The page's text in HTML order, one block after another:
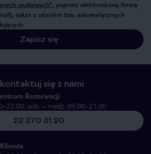
osobowych”, poprzez elektroniczną formę
także z użyciem tzw. automatycznych
Zapisz się
się z nami
Rezerwacji
sob. – niedz. 09:00–21:00
22 270 31 20